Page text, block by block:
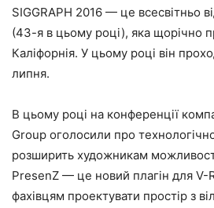
SIGGRAPH 2016 — це всесвітньо
(43-я в цьому році), яка щорічно
Каліфорнія. У цьому році він
липня.
В цьому році на конференції
Group оголосили про
розширить художникам
PresenZ — це новий плагін для
фахівцям проектувати простір з